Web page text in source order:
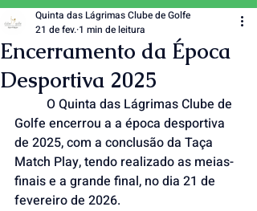
Encerramento da Época
Desportiva 2025
Quinta das Lágrimas Clube de Golfe
21 de fev. 1 min de leitura
Golfe encerrou a a época desportiva
de 2025, com a conclusão da Taça
Match Play, tendo realizado as meias-
finais e a grande final, no dia 21 de
fevereiro de 2026.